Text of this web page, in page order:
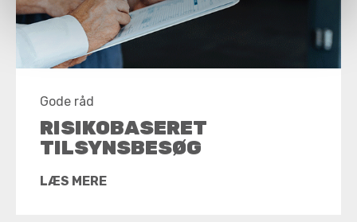
Gode råd
RISIKOBASERET
TILSYNSBESØG
LÆS MERE